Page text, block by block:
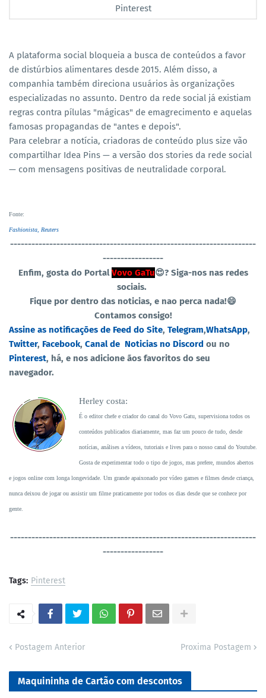
Pinterest
A plataforma social bloqueia a busca de conteúdos a favor
de distúrbios alimentares desde 2015. Além disso, a
companhia também direciona usuários às organizações
especializadas no assunto. Dentro da rede social já existiam
regras contra pílulas "mágicas" de emagrecimento e aquelas
famosas propagandas de "antes e depois".
Para celebrar a notícia, criadoras de conteúdo plus size vão
compartilhar Idea Pins — a versão dos stories da rede social
— com mensagens positivas de neutralidade corporal.
Fonte:
Fashionista, Reuters
---------------------------------------------------------------------
-----------------
Enfim, gosta do PortalVovo GaTu😍? Siga-nos nas redes
sociais.
Fique por dentro das noticias, e nao perca nada!😄
Contamos consigo!
Assine as notificações de Feed do Site, Telegram,WhatsApp,
Twitter, Facebook, Canal de Noticias no Discord ou no
Pinterest, há, e nos adicione ãos favoritos do seu
navegador.
Herley costa:
É o editor chefe e criador do canal do Vovo Gatu, supervisiona todos os
conteúdos publicados diariamente, mas faz um pouco de tudo, desde
notícias, análises a vídeos, tutoriais e lives para o nosso canal do Youtube.
Gosta de experimentar todo o tipo de jogos, mas prefere, mundos abertos
e jogos online com longa longevidade. Um grande apaixonado por vídeo games e filmes desde criança,
nunca deixou de jogar ou assistir um filme praticamente por todos os dias desde que se conhece por
gente.
---------------------------------------------------------------------
-----------------
Tags: Pinterest
Postagem Anterior Proxima Postagem
Maquininha de Cartão com descontos